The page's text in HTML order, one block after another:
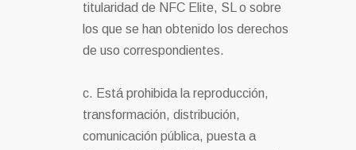
titularidad de NFC Elite, SL o sobre
los que se han obtenido los derechos
de uso correspondientes.
c. Está prohibida la reproducción,
transformación, distribución,
comunicación pública, puesta a